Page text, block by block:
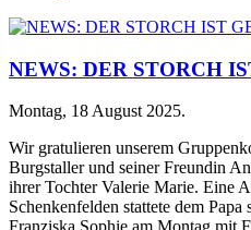
NEWS: DER STORCH
Montag, 18 August 2025.
Wir gratulieren unserem
Burgstaller und seiner Freundin
ihrer Tochter Valerie Marie. Eine
Schenkenfelden stattete dem